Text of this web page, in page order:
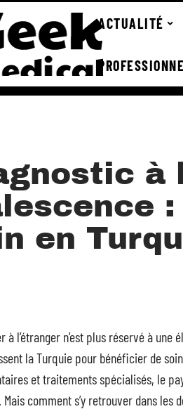
ACTUALITÉ
à
en
l’étranger n’est plus réservé à
la Turquie pour bénéficier de
et traitements spécialisés, le
comment s’y retrouver dans